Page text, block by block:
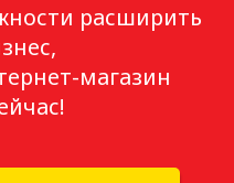
расширить
магазин